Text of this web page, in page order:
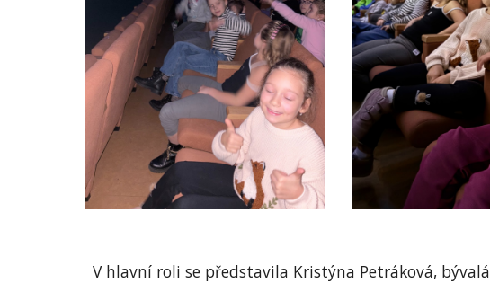
V hlavní roli se představila Kristýna Petráková,